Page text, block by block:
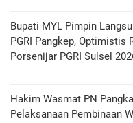
Bupati MYL Pimpin
PGRI Pangkep, Optimistis
Porsenijar PGRI Sulsel
Hakim Wasmat PN
Pelaksanaan Pembinaan